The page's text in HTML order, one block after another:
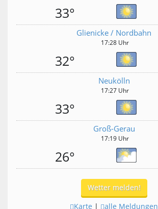
33°
Glienicke / Nordbahn
17:28 Uhr
32°
Neukölln
17:27 Uhr
33°
Groß-Gerau
17:19 Uhr
26°
Wetter melden!
Karte | alle Meldungen